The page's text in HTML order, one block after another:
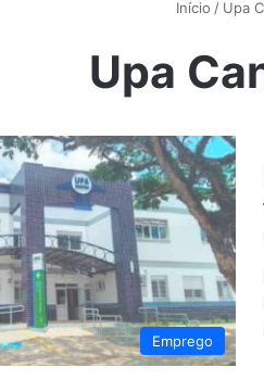
Início / Upa
Upa
Emprego